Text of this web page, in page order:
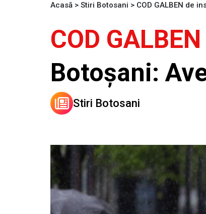
Acasă > Stiri Botosani > COD GALBEN de
COD GALBEN
Botoșani:
Stiri Botosani